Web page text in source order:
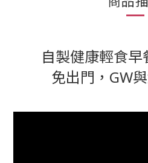
自製健康輕食
免出門，GW